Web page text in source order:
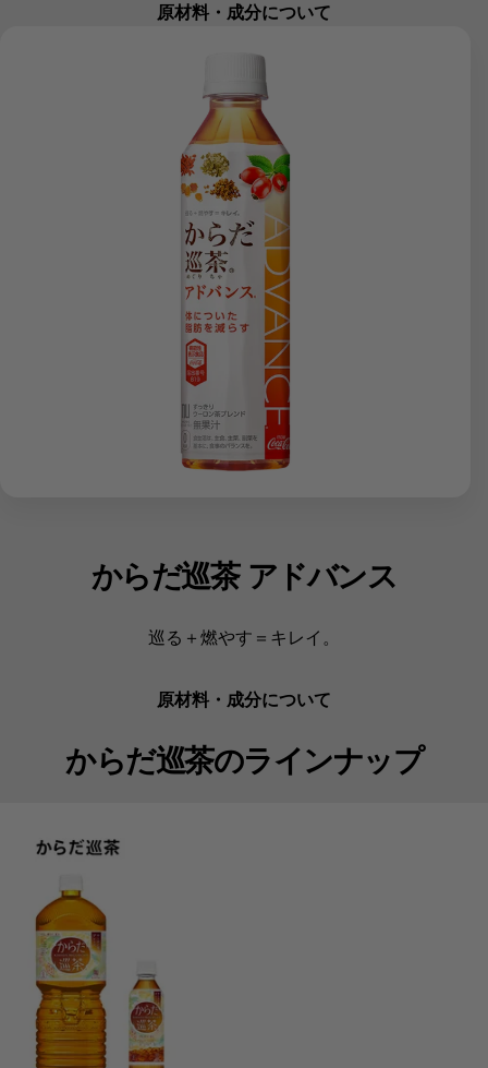
原材料・成分について
からだ巡茶 アドバンス
巡る＋燃やす＝キレイ。
原材料・成分について
からだ巡茶のラインナップ